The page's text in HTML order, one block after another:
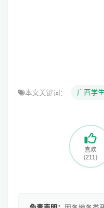
本文关键词： 广西学
喜欢
(211)